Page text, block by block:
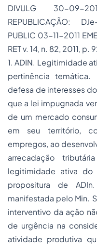
DIVULG 30-09-
REPUBLICAÇÃO:
PUBLIC 03-11-2011
RET v. 14, n. 82, 2011, p.
1. ADIN. Legitimidade
pertinência
defesa de interesses
que a lei impugnada
de um mercado
em seu território,
empregos, ao
arrecadação
legitimidade ativa do
propositura de
manifestada pelo Min.
interventivo da ação
de urgência na
atividade produtiva